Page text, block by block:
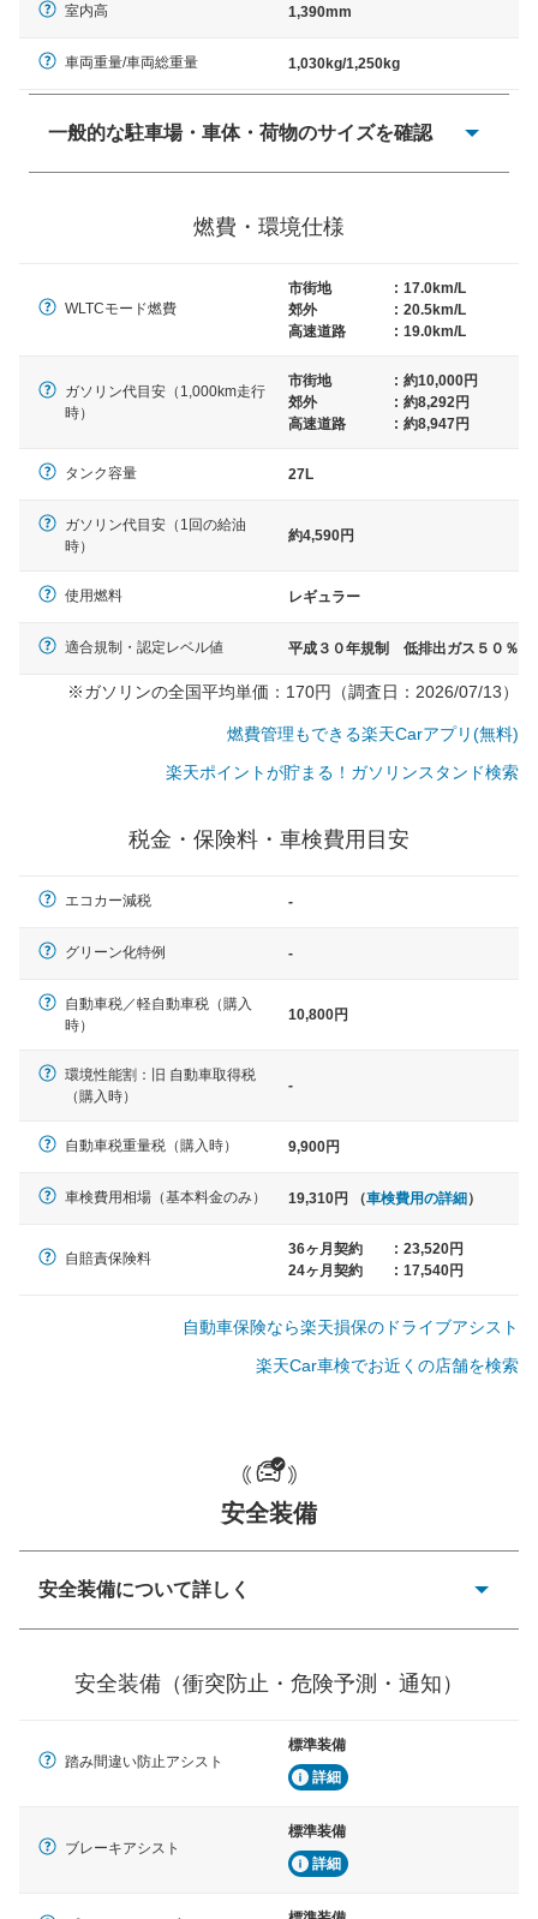
室内高 1,390mm
車両重量/車両総重量 1,030kg/1,250kg
一般的な駐車場・車体・荷物のサイズを確認
× 長さ 5,000mm 車路幅 5,000mmというサイズが標準値
クラウン、アルファード、フォレ
スター、ハイエースワゴン、デリ
燃費・環境仕様
WLTCモード燃費
市街地 : 17.0km/L
郊外
: 20.5km/L
高速道路
: 19.0km/L
ガソリン代目安（1,000km走行
時）
市街地 : 約10,000円
郊外
: 約8,292円
高速道路
: 約8,947円
タンク容量 27L
ガソリン代目安（1回の給油
時）
約4,590円
使用燃料 レギュラー
適合規制・認定レベル値 平成３０年規制 低排出ガス５０％
※ガソリンの全国平均単価：170円（調査日：2026/07/13）
燃費管理もできる楽天Carアプリ(無料)
楽天ポイントが貯まる！ガソリンスタンド検索
税金・保険料・車検費用目安
エコカー減税 -
グリーン化特例 -
自動車税／軽自動車税（購入
時）
10,800円
環境性能割：旧 自動車取得税
（購入時）
-
自動車税重量税（購入時） 9,900円
車検費用相場（基本料金のみ） 19,310円 （車検費用の詳細）
自賠責保険料
36ヶ月契約 : 23,520円
24ヶ月契約
: 17,540円
自動車保険なら楽天損保のドライブアシスト
楽天Car車検でお近くの店舗を検索
安全装備
安全装備について詳しく
ーキアシスト、ABSなどが装備されています。
見えにくい場所に潜む危険を予測・通知するためのシス
テムなどが装備されています。
車線のはみだしやふらつきを防止するためにレーンキー
プアシストなどが装備されています
安全装備（衝突防止・危険予測・通知）
踏み間違い防止アシスト
標準装備
詳細
ブレーキアシスト
標準装備
詳細